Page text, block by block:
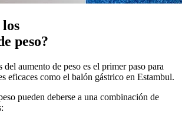
los
peso?
del aumento de peso es el primer paso para
eficaces como el balón gástrico en Estambul.
pueden deberse a una combinación de